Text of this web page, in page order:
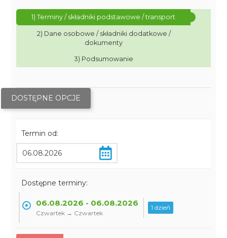
1) Terminy / składniki podstawowe / transport
2) Dane osobowe / składniki dodatkowe /
dokumenty
3) Podsumowanie
DOSTĘPNE OPCJE
Termin od:
Dostępne terminy:
06.08.2026 - 06.08.2026
Czwartek → Czwartek
1 dzień